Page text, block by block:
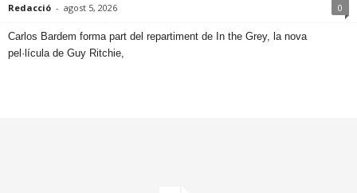
Redacció - agost 5, 2026 0
​Carlos Bardem forma part del repartiment de In the Grey, la nova
pel·lícula de Guy Ritchie,